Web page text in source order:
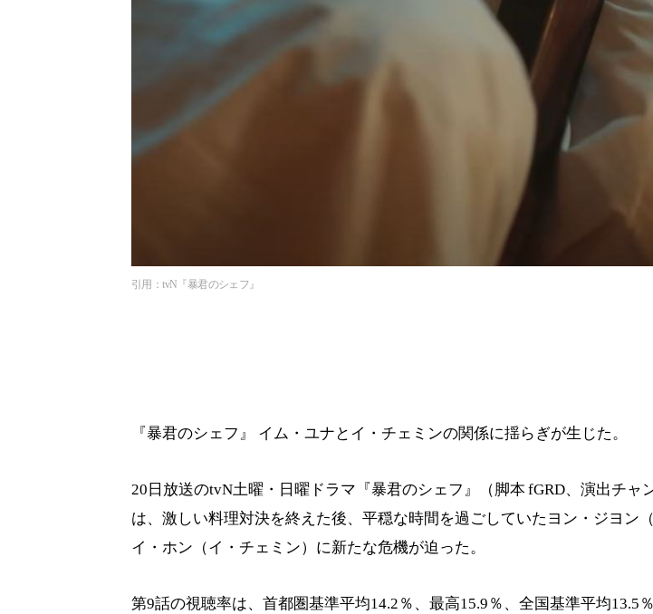
引用：tvN『暴君のシェフ』
『暴君のシェフ』 イム・ユナとイ・チェミンの関係に揺らぎが生じた。
20日放送のtvN土曜・日曜ドラマ『暴君のシェフ』（脚本 fGRD、演出チャ
は、激しい料理対決を終えた後、平穏な時間を過ごしていたヨン・ジヨン
イ・ホン（イ・チェミン）に新たな危機が迫った。
第9話の視聴率は、首都圏基準平均14.2％、最高15.9％、全国基準平均13.5